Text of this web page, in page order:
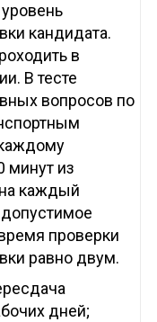
кандидата.
в
В тесте
вопросов по
минут из
каждый
проверки
равно двум.
дней;